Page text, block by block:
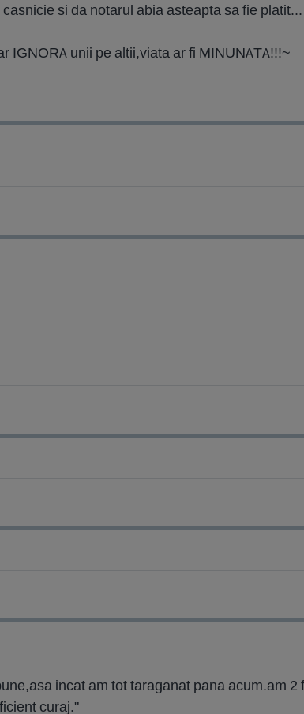
si da notarul abia asteapta sa fie platit...
IGNORA unii pe altii,viata ar fi MINUNATA!!!~
incat am tot taraganat pana acum.am 2
curaj."